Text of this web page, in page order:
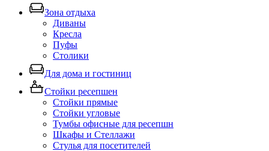
Зона отдыха
Диваны
Кресла
Пуфы
Столики
Для дома и гостиниц
Стойки ресепшен
Стойки прямые
Стойки угловые
Тумбы офисные для ресепшн
Шкафы и Стеллажи
Стулья для посетителей